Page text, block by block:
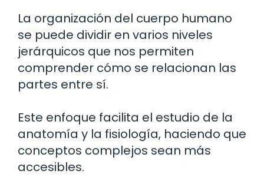
La organización del cuerpo humano
se puede dividir en varios niveles
jerárquicos que nos permiten
comprender cómo se relacionan las
partes entre sí.
Este enfoque facilita el estudio de la
anatomía y la fisiología, haciendo que
conceptos complejos sean más
accesibles.